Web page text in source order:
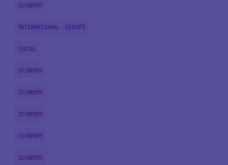
ECONOMY
INTERNATIONAL - EUROPE
SOCIAL
ECONOMY
ECONOMY
ECONOMY
ECONOMY
ECONOMY